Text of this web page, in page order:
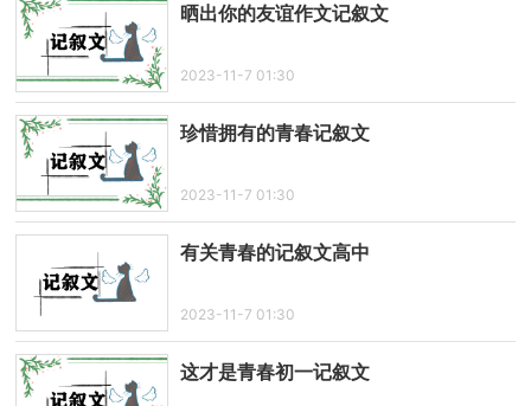
晒出你的友谊作文记叙文
2023-11-7 01:30
珍惜拥有的青春记叙文
2023-11-7 01:30
有关青春的记叙文高中
2023-11-7 01:30
这才是青春初一记叙文